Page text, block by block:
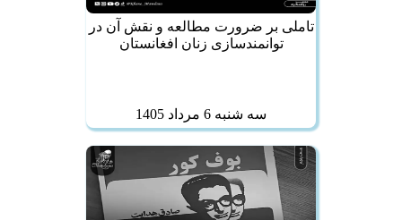
تاملی بر ضرورت مطالعه و نقش آن در
توانمندسازی زنان افغانستان
سه شنبه 6 مرداد 1405